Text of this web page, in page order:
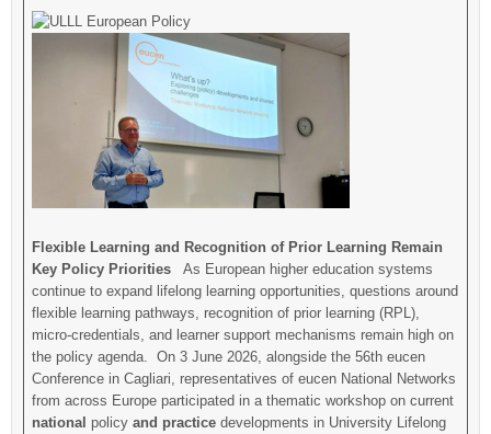
Flexible Learning and Recognition of Prior Learning Remain
Key Policy PrioritiesAs European higher education systems
continue to expand lifelong learning opportunities, questions around
flexible learning pathways, recognition of prior learning (RPL),
micro-credentials, and learner support mechanisms remain high on
the policy agenda. On 3 June 2026, alongside the 56th eucen
Conference in Cagliari, representatives of eucen National Networks
from across Europe participated in a thematic workshop on current
national policy and practicedevelopments in University Lifelong